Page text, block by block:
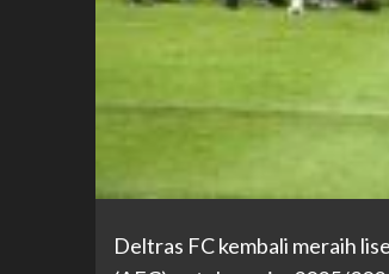
Deltras FC kembali meraih